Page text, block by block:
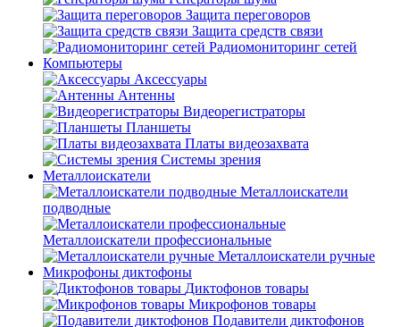
Защита переговоров
Защита средств связи
Радиомониторинг сетей
Компьютеры
Аксессуары
Антенны
Видеорегистраторы
Планшеты
Платы видеозахвата
Системы зрения
Металлоискатели
Металлоискатели
подводные
Металлоискатели профессиональные
Металлоискатели ручные
Микрофоны диктофоны
Диктофонов товары
Микрофонов товары
Подавители диктофонов